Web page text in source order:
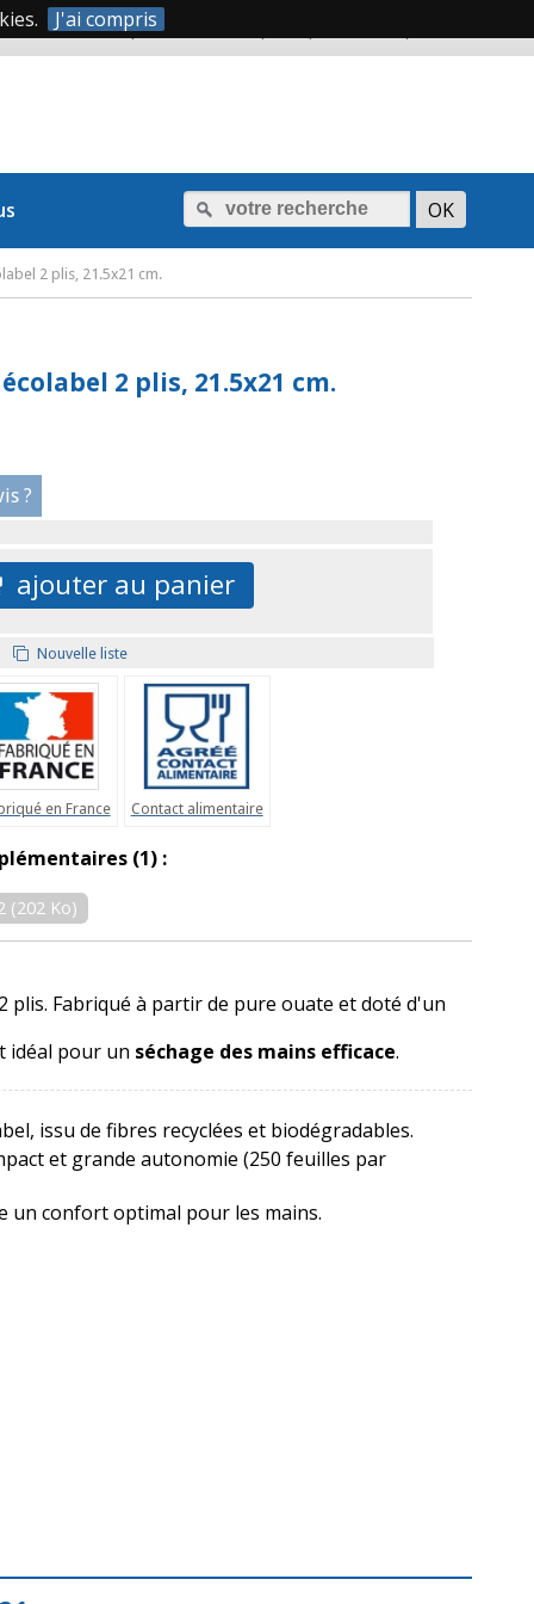
J'ai compris
388 620 066 |
2 plis, 21.5x21 cm.
2 plis, 21.5x21 cm.
?
ajouter au panier
Nouvelle liste
en France Contact alimentaire
(1) :
(202 Ko)
plis. Fabriqué à partir de pure ouate et doté d'un
idéal pour un séchage des mains efficace.
issu de fibres recyclées et biodégradables.
et grande autonomie (250 feuilles par
un confort optimal pour les mains.